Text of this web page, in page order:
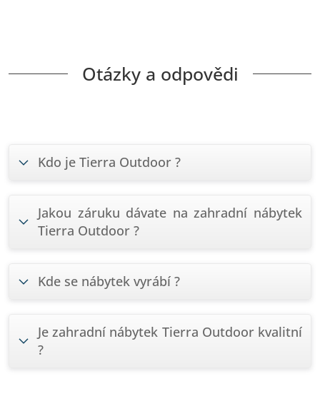
Otázky a odpovědi
Kdo je Tierra Outdoor ?
Jakou záruku dávate na zahradní nábytek
Tierra Outdoor ?
Kde se nábytek vyrábí ?
Je zahradní nábytek Tierra Outdoor kvalitní
?